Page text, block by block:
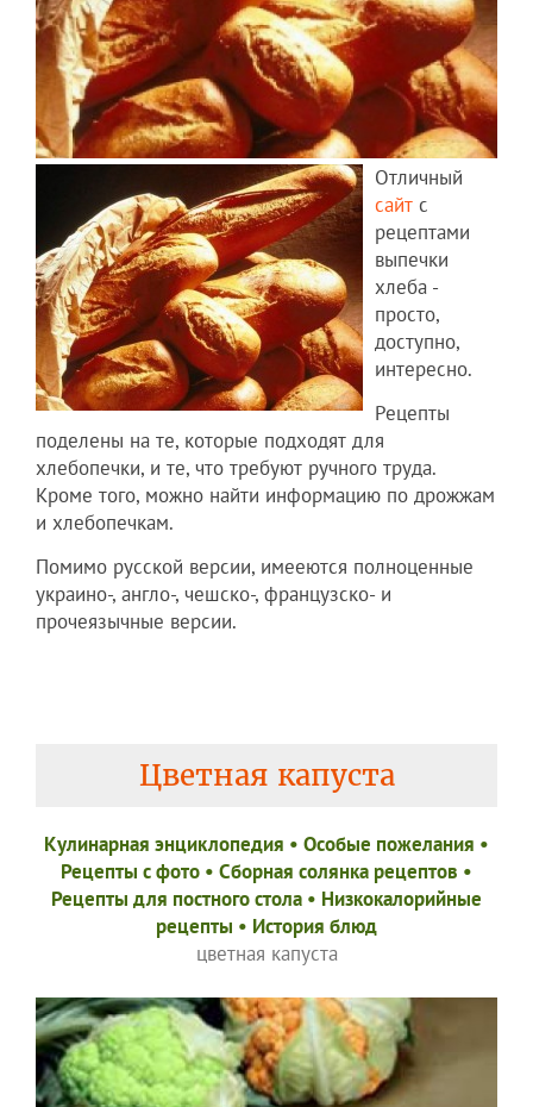
Отличный
сайт с
рецептами
выпечки
хлеба -
просто,
доступно,
интересно.
Рецепты
поделены на те, которые подходят для
хлебопечки, и те, что требуют ручного труда.
Кроме того, можно найти информацию по дрожжам
и хлебопечкам.
Помимо русской версии, имееются полноценные
украино-, англо-, чешско-, французско- и
прочеязычные версии.
Цветная капуста
Кулинарная энциклопедия • Особые пожелания •
Рецепты c фото • Сборная солянка рецептов •
Рецепты для постного стола • Низкокалорийные
рецепты • История блюд
цветная капуста